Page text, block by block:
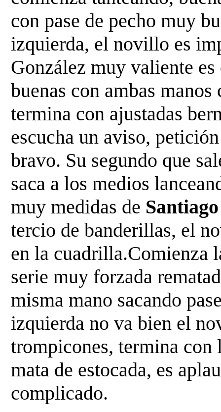
con pase de pecho muy
izquierda, el novillo es
González muyvaliente
buenas con ambas
termina con ajustadas
escucha un aviso,
bravo. Su segundo que
saca a losmedios
muy medidas de
tercio de banderillas, el
en la cuadrilla.Comienza
serie muy forzada
misma mano sacando
izquierda no vabien el
trompicones, termina con
mata de estocada, es
complicado.